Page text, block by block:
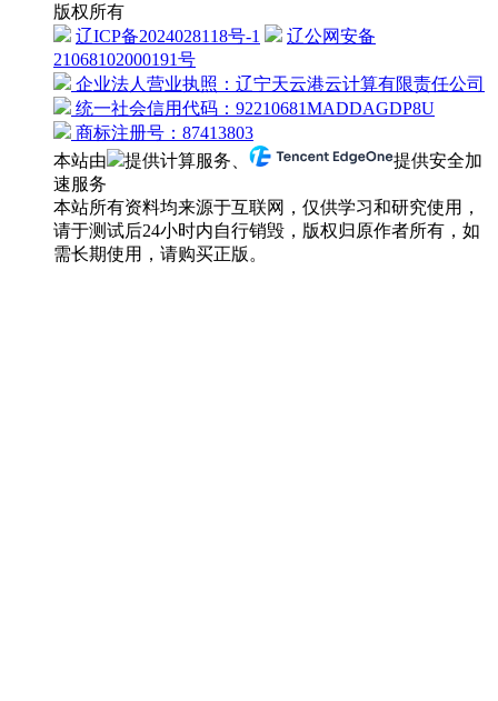
版权所有
辽ICP备2024028118号-1
辽公网安备
21068102000191号
企业法人营业执照：辽宁天云港云计算有限责任公司
统一社会信用代码：92210681MADDAGDP8U
商标注册号：87413803
本站由
提供计算服务、
提供安全加
速服务
本站所有资料均来源于互联网，仅供学习和研究使用，
请于测试后24小时内自行销毁，版权归原作者所有，如
需长期使用，请购买正版。